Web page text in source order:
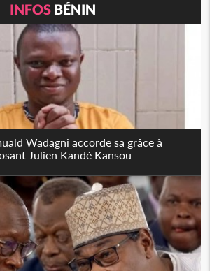
INFOS BÉNIN
Wadagni accorde sa grâce à
Julien Kandé Kansou